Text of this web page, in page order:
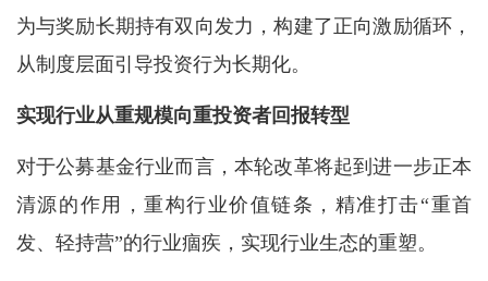
为与奖励长期持有双向发力，构建了正向激励循环，
从制度层面引导投资行为长期化。
实现行业从重规模向重投资者回报转型
对于公募基金行业而言，本轮改革将起到进一步正本
清源的作用，重构行业价值链条，精准打击“重首
发、轻持营”的行业痼疾，实现行业生态的重塑。